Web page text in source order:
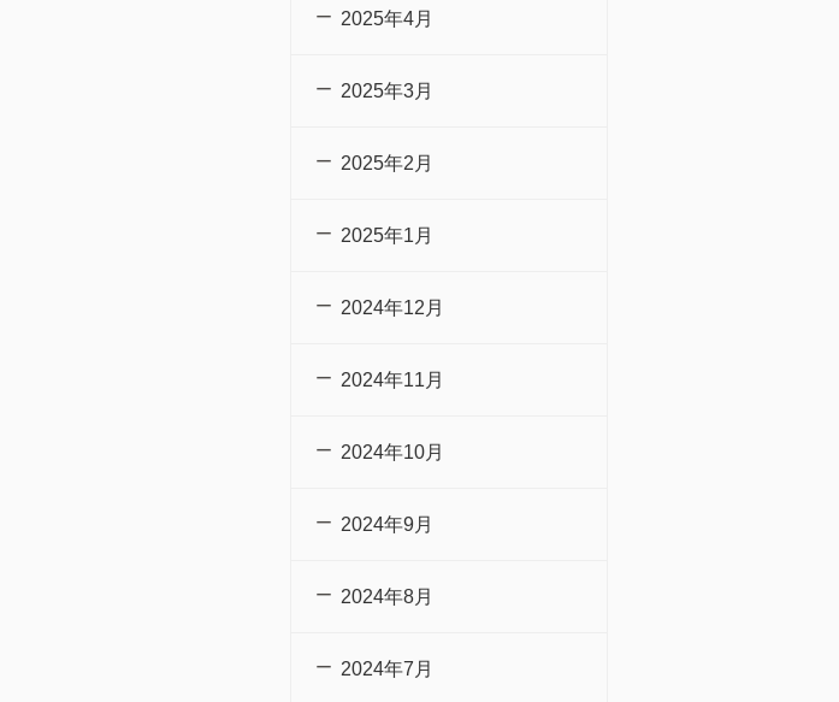
2025年4月
2025年3月
2025年2月
2025年1月
2024年12月
2024年11月
2024年10月
2024年9月
2024年8月
2024年7月